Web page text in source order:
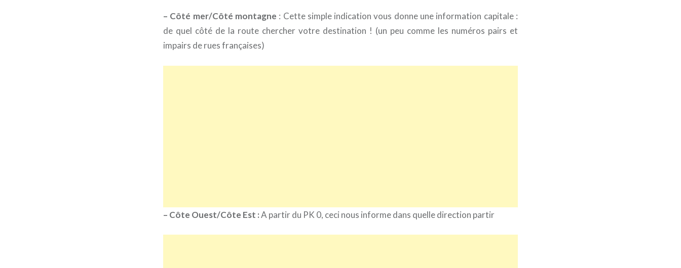
– Côté mer/Côté montagne : Cette simple indication vous donne une information capitale :
de quel côté de la route chercher votre destination ! (un peu comme les numéros pairs et
impairs de rues françaises)
– Côte Ouest/Côte Est :A partir du PK 0, ceci nous informe dans quelle direction partir